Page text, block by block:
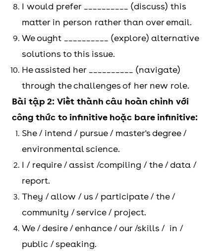
lifestyle and
reducing stress.
She takes great
pleasure in
exploring
different
culinary
traditions from
around the
world.
market.
My team plans
toimplement
to improve
overall
efficiency and
productivity.
I would prefer __________ (discuss) this
matter in person rather than over email.
We ought __________ (explore) alternative
solutions to this issue.
He assisted her __________ (navigate)
through the challenges of her new role.
Bài tập 2: Viết thành câu hoàn chỉnh với
công thức to infinitive hoặc bare infinitive:
She / intend / pursue / master's degree /
environmental science.
I / require / assist /compiling / the / data /
report.
They / allow / us / participate / the /
community / service / project.
We / desire / enhance / our /skills / in /
public / speaking.